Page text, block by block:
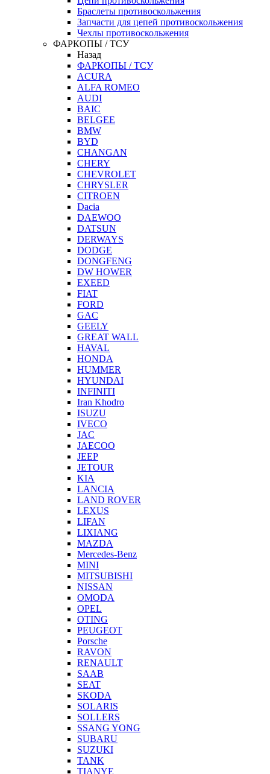
Браслеты противоскольжения
Запчасти для цепей противоскольжения
Чехлы противоскольжения
ФАРКОПЫ / ТСУ
Назад
ФАРКОПЫ / ТСУ
ACURA
ALFA ROMEO
AUDI
BAIC
BELGEE
BMW
BYD
CHANGAN
CHERY
CHEVROLET
CHRYSLER
CITROEN
Dacia
DAEWOO
DATSUN
DERWAYS
DODGE
DONGFENG
DW HOWER
EXEED
FIAT
FORD
GAC
GEELY
GREAT WALL
HAVAL
HONDA
HUMMER
HYUNDAI
INFINITI
Iran Khodro
ISUZU
IVECO
JAC
JAECOO
JEEP
JETOUR
KIA
LANCIA
LAND ROVER
LEXUS
LIFAN
LIXIANG
MAZDA
Mercedes-Benz
MINI
MITSUBISHI
NISSAN
OMODA
OPEL
OTING
PEUGEOT
Porsche
RAVON
RENAULT
SAAB
SEAT
SKODA
SOLARIS
SOLLERS
SSANG YONG
SUBARU
SUZUKI
TANK
TIANYE